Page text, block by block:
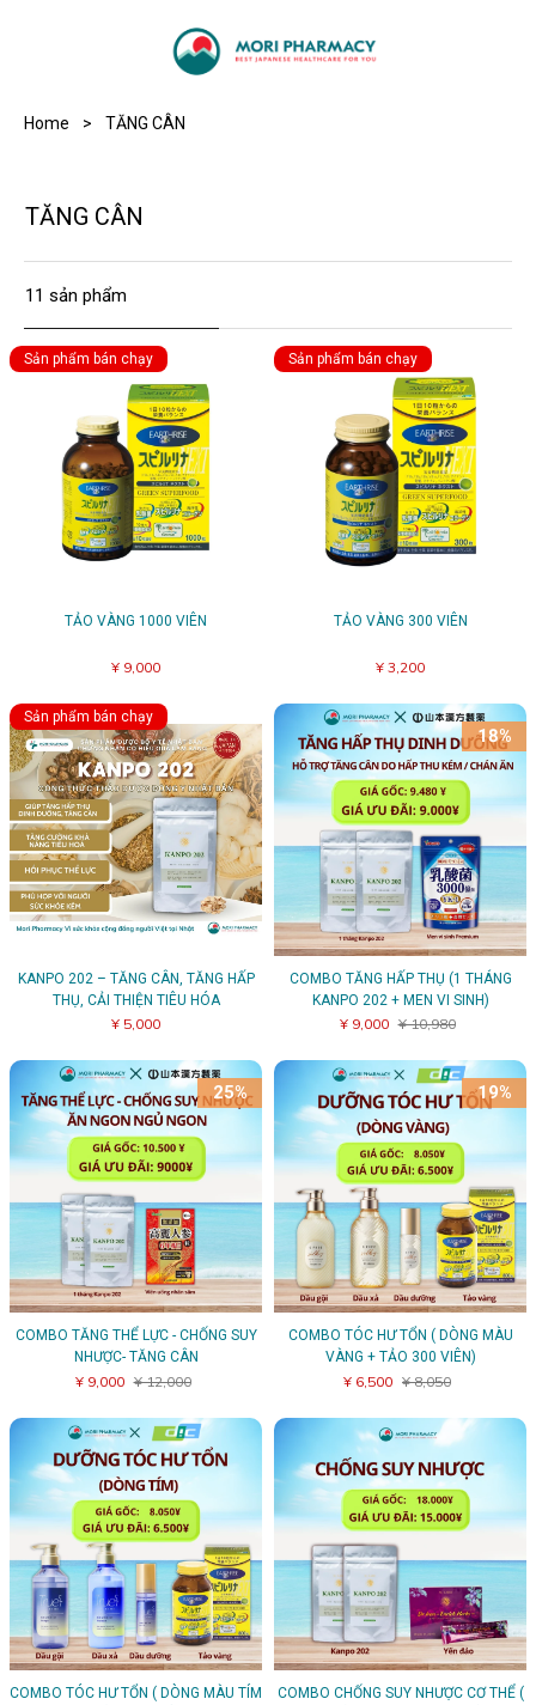
Home > TĂNG CÂN
TĂNG CÂN
11
Sản phẩm bán chạy
TẢO VÀNG 1000 VIÊN
¥ 9,000
Sản phẩm bán chạy
TẢO VÀNG 300 VIÊN
¥ 3,200
Sản phẩm bán chạy
KANPO 202 – TĂNG CÂN, TĂNG HẤP
THỤ, CẢI THIỆN TIÊU HÓA
¥ 5,000
18%
COMBO TĂNG HẤP THỤ (1 THÁNG
KANPO 202 + MEN VI SINH)
¥ 9,000 ¥ 10,980
25%
COMBO TĂNG THỂ LỰC - CHỐNG SUY
NHƯỢC- TĂNG CÂN
¥ 9,000 ¥ 12,000
19%
COMBO TÓC HƯ TỔN ( DÒNG MÀU
VÀNG + TẢO 300 VIÊN)
¥ 6,500 ¥ 8,050
COMBO TÓC HƯ TỔN ( DÒNG MÀU TÍM
COMBO CHỐNG SUY NHƯỢC CƠ THỂ (